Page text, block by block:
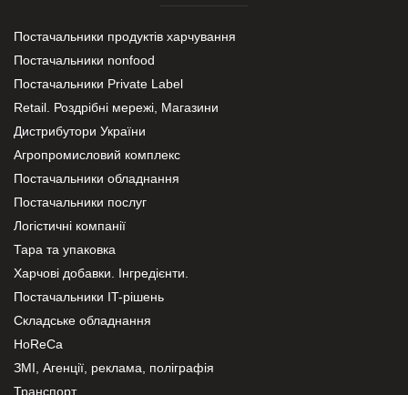
Постачальники продуктів харчування
Постачальники nonfood
Постачальники Private Label
Retail. Роздрібні мережі, Магазини
Дистрибутори України
Агропромисловий комплекс
Постачальники обладнання
Постачальники послуг
Логістичні компанії
Тара та упаковка
Харчові добавки. Інгредієнти.
Постачальники IT-рішень
Складське обладнання
HoReCa
ЗМІ, Агенції, реклама, поліграфія
Транспорт